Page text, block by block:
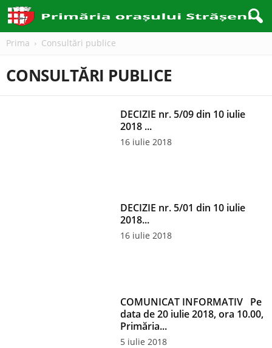
Prima Consultări publice
CONSULTĂRI PUBLICE
DECIZIE nr. 5/09 din 10 iulie
2018 ...
16 iulie 2018
DECIZIE nr. 5/01 din 10 iulie
2018...
16 iulie 2018
COMUNICAT INFORMATIV Pe
data de 20 iulie 2018, ora 10.00,
Primăria...
5 iulie 2018